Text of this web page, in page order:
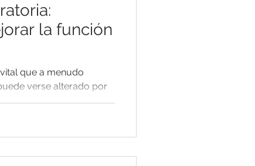
la función
que a menudo
verse alterado por
o...